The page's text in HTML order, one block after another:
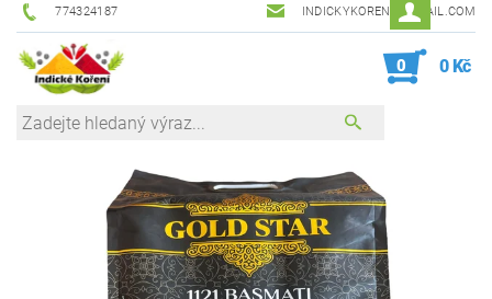
774324187 INDICKYKORENI@GMAIL.COM
0 0 Kč